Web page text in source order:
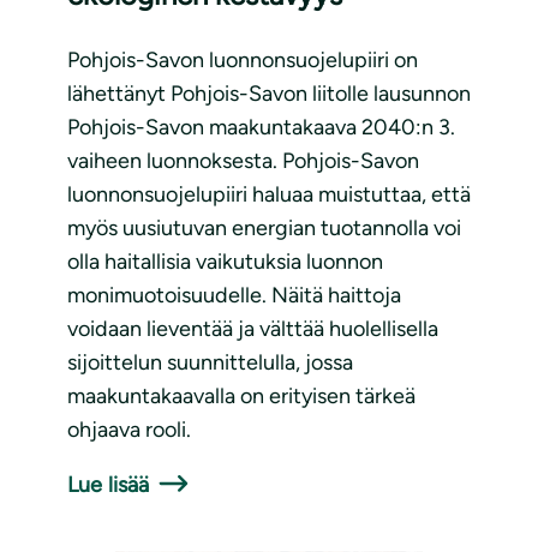
Pohjois-Savon luonnonsuojelupiiri on
lähettänyt Pohjois-Savon liitolle lausunnon
Pohjois-Savon maakuntakaava 2040:n 3.
vaiheen luonnoksesta. Pohjois-Savon
luonnonsuojelupiiri haluaa muistuttaa, että
myös uusiutuvan energian tuotannolla voi
olla haitallisia vaikutuksia luonnon
monimuotoisuudelle. Näitä haittoja
voidaan lieventää ja välttää huolellisella
sijoittelun suunnittelulla, jossa
maakuntakaavalla on erityisen tärkeä
ohjaava rooli.
Lue lisää